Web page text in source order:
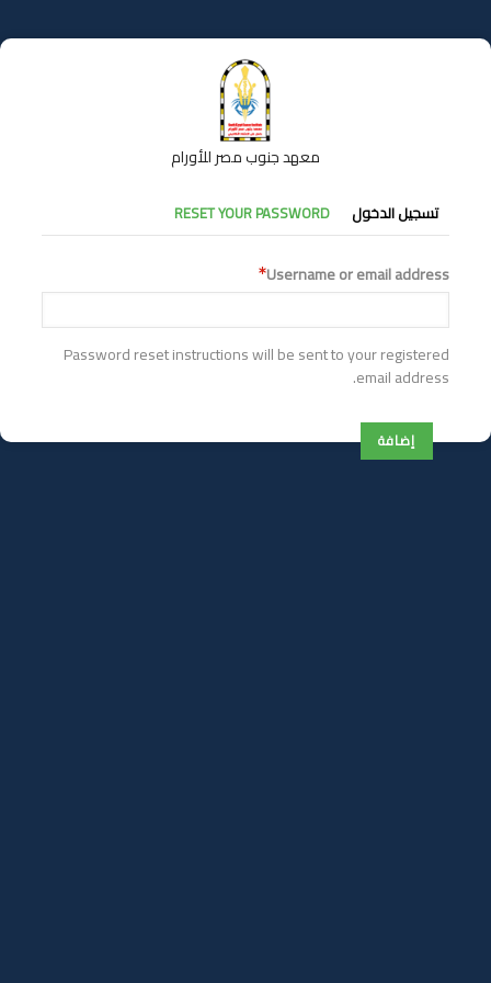
إلى
المحتوى
معهد جنوب مصر للأورام
التبويبات
الأساسية
تسجيل الدخول RESET YOUR PASSWORD
Username or email address
Password reset instructions will be sent to your registered
email address.